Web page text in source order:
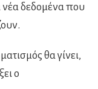
δεδομένα που
θα γίνει,
ο